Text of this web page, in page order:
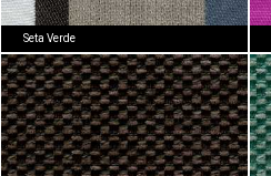
Seta Verde